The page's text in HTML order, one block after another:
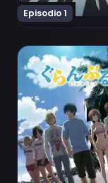
Episodio 1
Ver Grand Blue